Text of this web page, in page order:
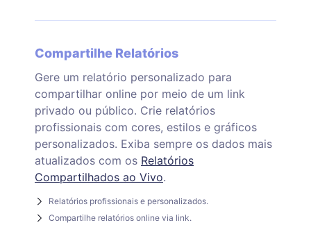
Compartilhe Relatórios
Gere um relatório personalizado para
compartilhar online por meio de um link
privado ou público. Crie relatórios
profissionais com cores, estilos e gráficos
personalizados. Exiba sempre os dados mais
atualizados com os Relatórios
Compartilhados ao Vivo.
Relatórios profissionais e personalizados.
Compartilhe relatórios online via link.